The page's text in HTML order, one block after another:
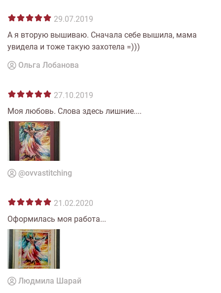
29.07.2019
А я вторую вышиваю. Сначала себе вышила, мама
увидела и тоже такую захотела =)))
Ольга Лобанова
27.10.2019
Моя любовь. Слова здесь лишние....
@ovvastitching
21.02.2020
Оформилась моя работа...
Людмила Шарай